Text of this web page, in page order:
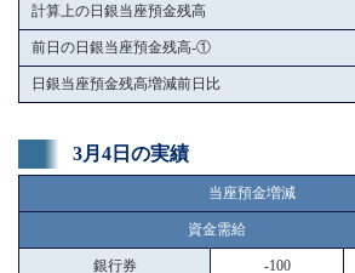
計算上の日銀当座預金残高
前日の日銀当座預金残高-①
日銀当座預金残高増減前日比
3月4日の実績
当座預金増減
資金需給
銀行券 -100